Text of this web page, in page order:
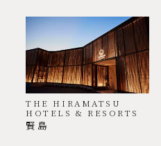
THE HIRAMATSU
HOTELS & RESORTS
賢島